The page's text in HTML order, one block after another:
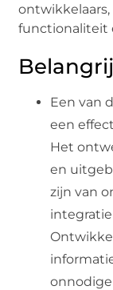
functionaliteit
Een van
een
Het
en
zijn van